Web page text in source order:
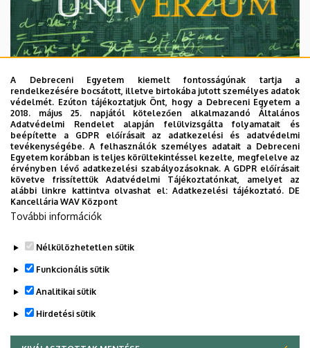
2026. augusztus 7.
Univerzum: A Debreceni Egyetem
titkos receptjei
KUTATÁS TUDOMÁNY
A Debreceni Egyetem kiemelt fontosságúnak tartja a
rendelkezésére bocsátott, illetve birtokába jutott személyes adatok
védelmét. Ezúton tájékoztatjuk Önt, hogy a Debreceni Egyetem a
2018. május 25. napjától kötelezően alkalmazandó Általános
Adatvédelmi Rendelet alapján felülvizsgálta folyamatait és
beépítette a GDPR előírásait az adatkezelési és adatvédelmi
tevékenységébe. A felhasználók személyes adatait a Debreceni
Egyetem korábban is teljes körültekintéssel kezelte, megfelelve az
érvényben lévő adatkezelési szabályozásoknak. A GDPR előírásait
követve frissítettük Adatvédelmi Tájékoztatónkat, amelyet az
alábbi linkre kattintva olvashat el:Adatkezelési tájékoztató. DE
Kancellária WAV Központ
További információk
Nélkülözhetetlen sütik
Funkcionális sütik
Analitikai sütik
Hirdetési sütik